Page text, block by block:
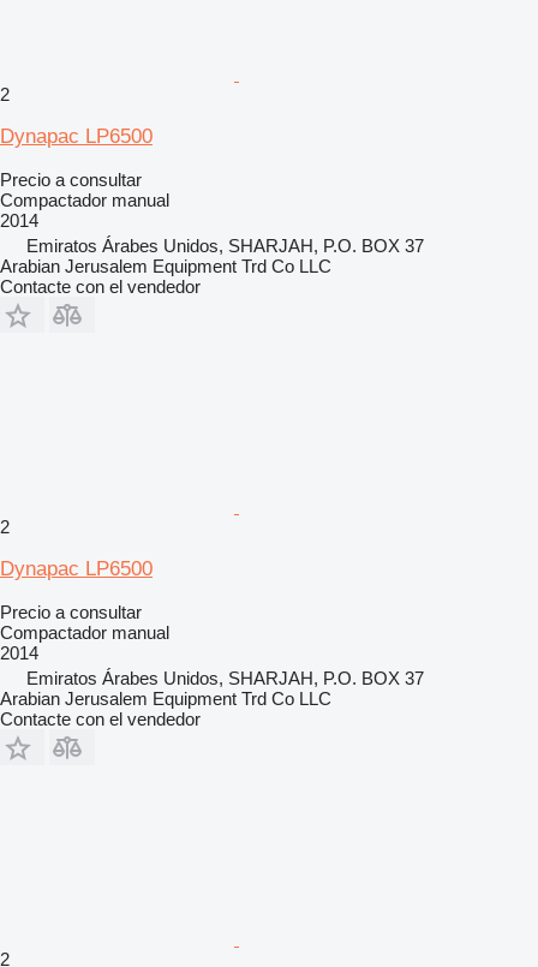
2
Dynapac LP6500
Precio a consultar
Compactador manual
2014
Emiratos Árabes Unidos, SHARJAH, P.O. BOX 37
Arabian Jerusalem Equipment Trd Co LLC
Contacte con el vendedor
2
Dynapac LP6500
Precio a consultar
Compactador manual
2014
Emiratos Árabes Unidos, SHARJAH, P.O. BOX 37
Arabian Jerusalem Equipment Trd Co LLC
Contacte con el vendedor
2